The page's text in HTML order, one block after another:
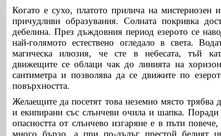
Когато е сухо, платото прилича на мистериозен
причудливи образувания. Солната покривка
дебелина. През дъждовния период езерото се
най-голямото естествено огледало в света. В
магическа илюзия, че сте в небесата, тъй
движещите се облаци чак до линията на
сантиметра и позволява да се движите по
повърхността.
Желаещите да посетят това неземно място трябва
и екипирани със слънчеви очила и шапка. Поради
опасността от слънчево изгаряне е в пъти
много бързо, а при по-дълъг престой белият